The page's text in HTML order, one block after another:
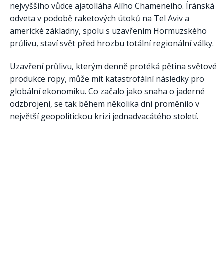
nejvyššího vůdce ajatolláha Alího Chameneího. Íránská
odveta v podobě raketových útoků na Tel Aviv a
americké základny, spolu s uzavřením Hormuzského
průlivu, staví svět před hrozbu totální regionální války.
Uzavření průlivu, kterým denně protéká pětina světové
produkce ropy, může mít katastrofální následky pro
globální ekonomiku. Co začalo jako snaha o jaderné
odzbrojení, se tak během několika dní proměnilo v
největší geopolitickou krizi jednadvacátého století.